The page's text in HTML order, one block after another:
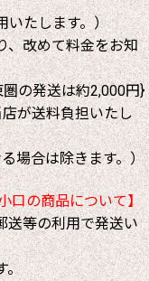
たします。）
、改めて料金をお知
の発送は約2,000円}
が送料負担いたし
場合は除きます。）
口の商品について】
送等の利用で発送い
。